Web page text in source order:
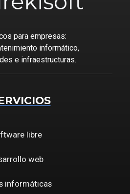
para empresas:
informático,
e infraestructuras.
libre
web
informáticas